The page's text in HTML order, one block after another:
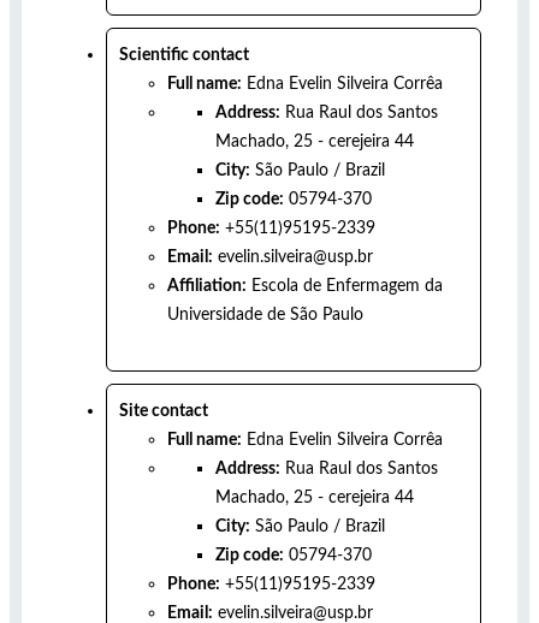
Scientific contact
Full name: Edna Evelin Silveira Corrêa
Address: Rua Raul dos Santos
Machado, 25 - cerejeira 44
City: São Paulo / Brazil
Zip code: 05794-370
Phone: +55(11)95195-2339
Email: evelin.silveira@usp.br
Affiliation: Escola de Enfermagem da
Universidade de São Paulo
Site contact
Full name: Edna Evelin Silveira Corrêa
Address: Rua Raul dos Santos
Machado, 25 - cerejeira 44
City: São Paulo / Brazil
Zip code: 05794-370
Phone: +55(11)95195-2339
Email: evelin.silveira@usp.br